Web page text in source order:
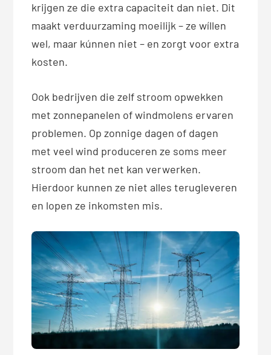
krijgen ze die extra capaciteit dan niet. Dit
maakt verduurzaming moeilijk – ze wíllen
wel, maar kúnnen niet – en zorgt voor extra
kosten.
Ook bedrijven die zelf stroom opwekken
met zonnepanelen of windmolens ervaren
problemen. Op zonnige dagen of dagen
met veel wind produceren ze soms meer
stroom dan het net kan verwerken.
Hierdoor kunnen ze niet alles terugleveren
en lopen ze inkomsten mis.